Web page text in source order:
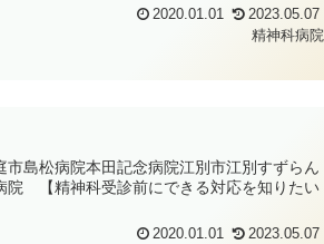
2020.01.01
2023.05.07
精神科病院
島松病院本田記念病院江別市江別すずらん
院 【精神科受診前にできる対応を知りたい
2020.01.01
2023.05.07